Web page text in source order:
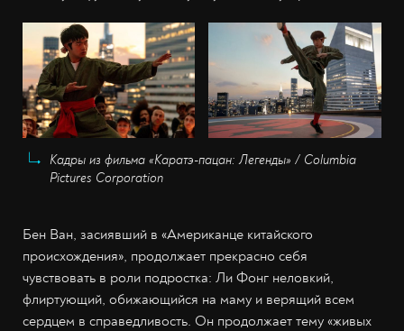
Кадры из фильма «Каратэ-пацан: Легенды» / Columbia
Pictures Corporation
Бен Ван, засиявший в «Американце китайского
происхождения», продолжает прекрасно себя
чувствовать в роли подростка: Ли Фонг неловкий,
флиртующий, обижающийся на маму и верящий всем
сердцем в справедливость. Он продолжает тему «живых